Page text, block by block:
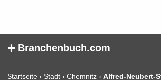
+ Branchenbuch.com
Startseite › Stadt › Chemnitz › Alfred-Neubert-